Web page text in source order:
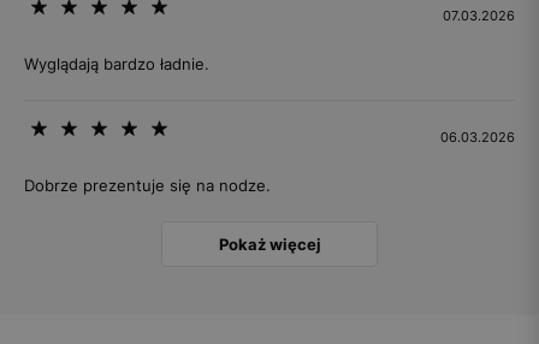
07.03.2026
Wyglądają bardzo ładnie.
06.03.2026
Dobrze prezentuje się na nodze.
Pokaż więcej